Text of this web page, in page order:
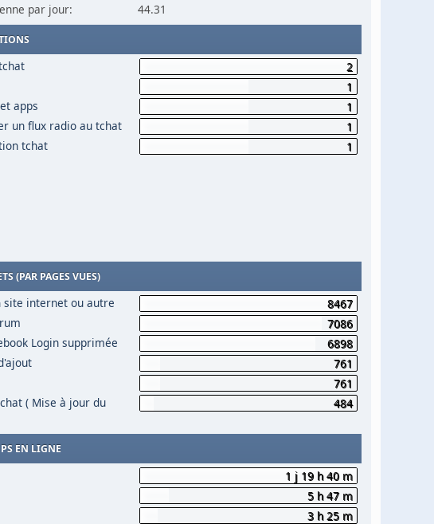
par jour:
44.31
2
1
apps
1
un flux radio au tchat
1
tchat
1
(PAR PAGES VUES)
site internet ou autre
8467
7086
Login supprimée
6898
761
761
( Mise à jour du
484
EN LIGNE
1 j 19 h 40 m
5 h 47 m
3 h 25 m